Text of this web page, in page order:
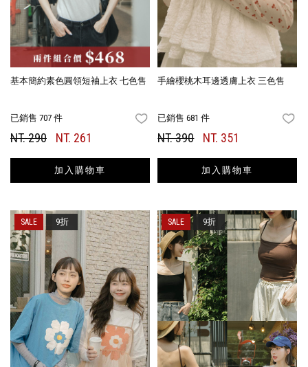
基本簡約素色圓領短袖上衣 七色售
已銷售 707 件 FAVORITES
NT. 290 NT. 261
加入購物車
手繪櫻桃木耳邊透膚上衣 三色售
已銷售 681 件
NT. 390 NT. 351
加入購物車
9折 9折